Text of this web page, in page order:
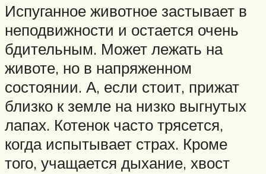
Испуганное животное застывает в
неподвижности и остается очень
бдительным. Может лежать на
животе, но в напряженном
состоянии. А, если стоит, прижат
близко к земле на низко выгнутых
лапах. Котенок часто трясется,
когда испытывает страх. Кроме
того, учащается дыхание, хвост